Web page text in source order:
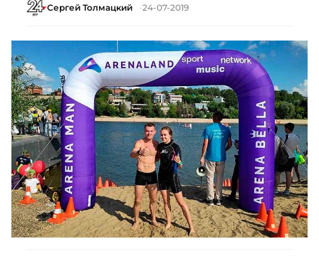
Сергей Толмацкий 24-07-2019